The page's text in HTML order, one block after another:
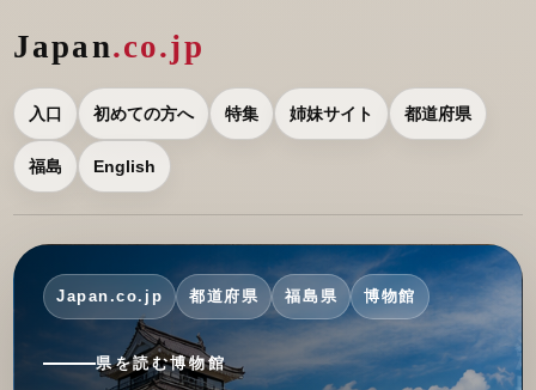
Japan.co.jp
入口 初めての方へ 特集 姉妹サイト 都道府県
福島 English
Japan.co.jp 都道府県 福島県 博物館
県を読む博物館